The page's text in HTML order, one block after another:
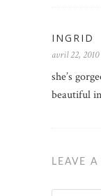
INGRID
avril 22,
she’s
beautiful
LEAVE A